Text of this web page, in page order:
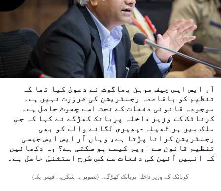
آر ایس ایس چیف موہن بھاگوت نے دعویٰ کیا تھا کہ
تنظیم کو باقاعدہ رجسٹریشن کی ضرورت نہیں ہے۔
موجودہ قانونی دفعات کے تحت اسے چھوٹ حاصل ہے۔
کرناٹک کے وزیر داخلہ پریانک کھڑگے نے کہا کہ جس
ملک میں ہر ٹھیلہ -پھیری لگانے والے کو بھی
رجسٹریشن کرانا پڑتا ہے، وہاں آر ایس ایس جیسی
تنظیم قانون سے اوپر کیسے ہو سکتی ہے؟ وہ دکھائیں
کہ انہیں آئین کی دفعات سے کس طرح استثنیٰ حاصل ہے۔
کرناٹک کے وزیر داخلہ پریانک کھڑگے۔ (تصویر بہ شکریہ: فیس بک)